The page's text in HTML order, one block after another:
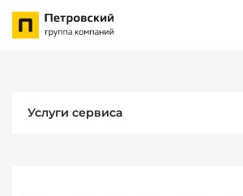
Услуги сервиса